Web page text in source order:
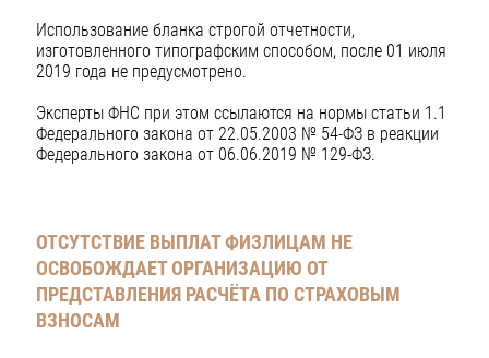
Использование бланка строгой отчетности,
изготовленного типографским способом, после 01 июля
2019 года не предусмотрено.
Эксперты ФНС при этом ссылаются на нормы статьи 1.1
Федерального закона от 22.05.2003 № 54-ФЗ в реакции
Федерального закона от 06.06.2019 № 129-ФЗ.
ОТСУТСТВИЕ ВЫПЛАТ ФИЗЛИЦАМ НЕ
ОСВОБОЖДАЕТ ОРГАНИЗАЦИЮ ОТ
ПРЕДСТАВЛЕНИЯ РАСЧЁТА ПО СТРАХОВЫМ
ВЗНОСАМ